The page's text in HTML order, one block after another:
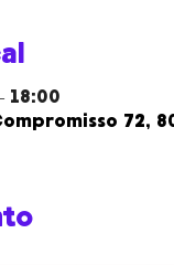
18:00
72,